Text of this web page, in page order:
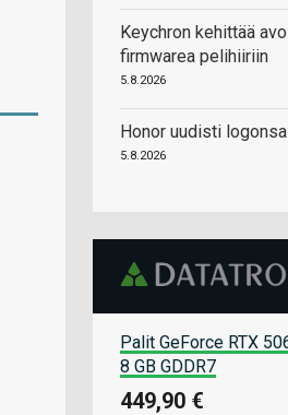
Keychron kehittää
firmwarea pelihiiriin
5.8.2026
Honor uudisti logonsa
5.8.2026
Palit GeForce RTX
8 GB GDDR7
449,90 €